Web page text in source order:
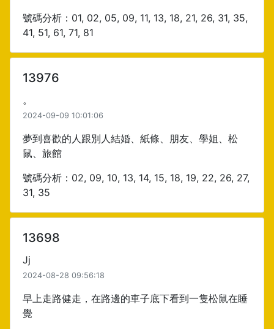
號碼分析：01, 02, 05, 09, 11, 13, 18, 21, 26, 31, 35,
41, 51, 61, 71, 81
13976
。
2024-09-09 10:01:06
夢到喜歡的人跟別人結婚、紙條、朋友、學姐、松
鼠、旅館
號碼分析：02, 09, 10, 13, 14, 15, 18, 19, 22, 26, 27,
31, 35
13698
Jj
2024-08-28 09:56:18
早上走路健走，在路邊的車子底下看到一隻松鼠在睡
覺